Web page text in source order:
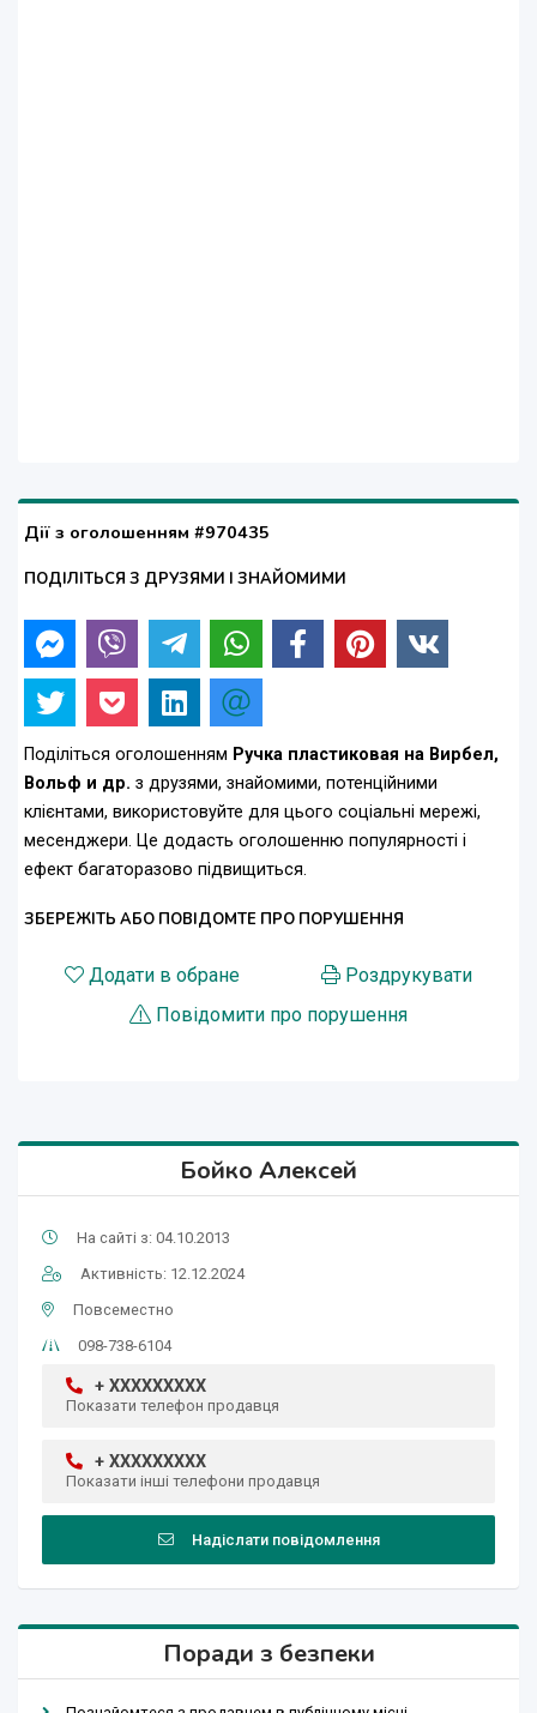
Дії з оголошенням #970435
ПОДІЛІТЬСЯ З ДРУЗЯМИ І ЗНАЙОМИМИ
Поділіться оголошенням Ручка пластиковая на Вирбел,
Вольф и др. з друзями, знайомими, потенційними
клієнтами, використовуйте для цього соціальні мережі,
месенджери. Це додасть оголошенню популярності і
ефект багаторазово підвищиться.
ЗБЕРЕЖІТЬ АБО ПОВІДОМТЕ ПРО ПОРУШЕННЯ
Додати в обране
Роздрукувати
Повідомити про порушення
Бойко Алексей
На сайті з: 04.10.2013
Активність: 12.12.2024
Повсеместно
098-738-6104
+ XXXXXXXXX
Показати телефон продавця
+ XXXXXXXXX
Показати інші телефони продавця
Надіслати повідомлення
Поради з безпеки